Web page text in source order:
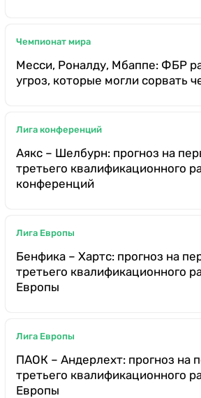
Чемпионат мира
Месси, Роналду, Мбаппе: ФБР
угроз, которые могли сорвать
Лига конференций
Аякс – Шелбурн: прогноз на
третьего квалификационного
конференций
Лига Европы
Бенфика – Хартс: прогноз на
третьего квалификационного
Европы
Лига Европы
ПАОК – Андерлехт: прогноз на
третьего квалификационного
Европы